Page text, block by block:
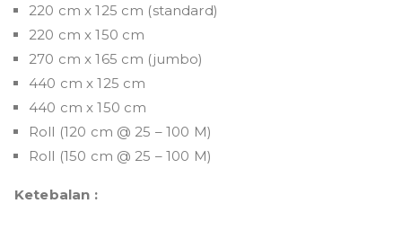
220 cm x 125 cm (standard)
220 cm x 150 cm
270 cm x 165 cm (jumbo)
440 cm x 125 cm
440 cm x 150 cm
Roll (120 cm @ 25 – 100 M)
Roll (150 cm @ 25 – 100 M)
Ketebalan :